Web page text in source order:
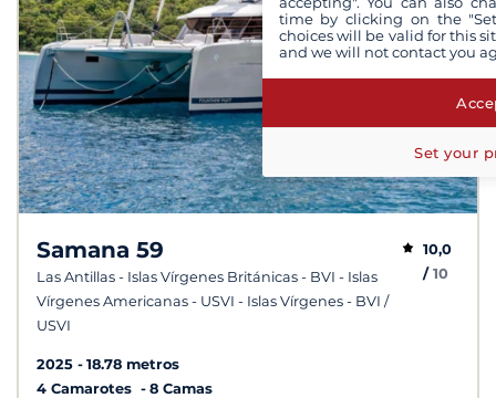
Samana 59
Las Antillas - Islas Vírgenes Británicas - BVI - Islas
Vírgenes Americanas - USVI - Islas Vírgenes - BVI /
USVI
10,0
/10
2025
18.78 metros
4 Camarotes
8 Camas
time by clicking on the
choices will be valid for this
and we will not contact you
Set your